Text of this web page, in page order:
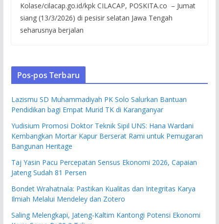
Kolase/cilacap.go.id/kpk CILACAP, POSKITA.co – Jumat
siang (13/3/2026) di pesisir selatan Jawa Tengah
seharusnya berjalan
Pos-pos Terbaru
Lazismu SD Muhammadiyah PK Solo Salurkan Bantuan
Pendidikan bagi Empat Murid TK di Karanganyar
Yudisium Promosi Doktor Teknik Sipil UNS: Hana Wardani
Kembangkan Mortar Kapur Berserat Rami untuk Pemugaran
Bangunan Heritage
Taj Yasin Pacu Percepatan Sensus Ekonomi 2026, Capaian
Jateng Sudah 81 Persen
Bondet Wrahatnala: Pastikan Kualitas dan Integritas Karya
Ilmiah Melalui Mendeley dan Zotero
Saling Melengkapi, Jateng-Kaltim Kantongi Potensi Ekonomi